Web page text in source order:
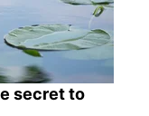
secret to